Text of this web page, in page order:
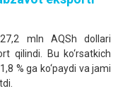
mln AQSh dollari
qilindi. Bu ko‘rsatkich
% ga ko‘paydi va jami